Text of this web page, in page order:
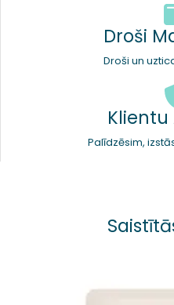
Droši
Droši un
Palīdzēsim,